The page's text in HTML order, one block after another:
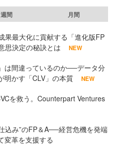
週間 月間
果最大化に貢献する「進化版FP
思決定の秘訣とは
NEW
は間違っているのか──データ分
明かす「CLV」の本質
NEW
を救う。Counterpart Ventures
込み”のFP＆A──経営危機を発端
変革を支援する